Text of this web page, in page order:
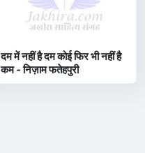
दम में नहीं है दम कोई फिर भी नहीं है
कम - निज़ाम फतेहपुरी